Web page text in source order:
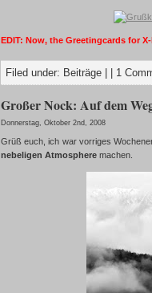
EDIT: Now, the Greetingcards for
Filed under: Beiträge 1
Großer Nock: Auf dem
Donnerstag, Oktober 2nd, 2008
Grüß euch, ich war vorriges
nebeligen Atmosphere machen.